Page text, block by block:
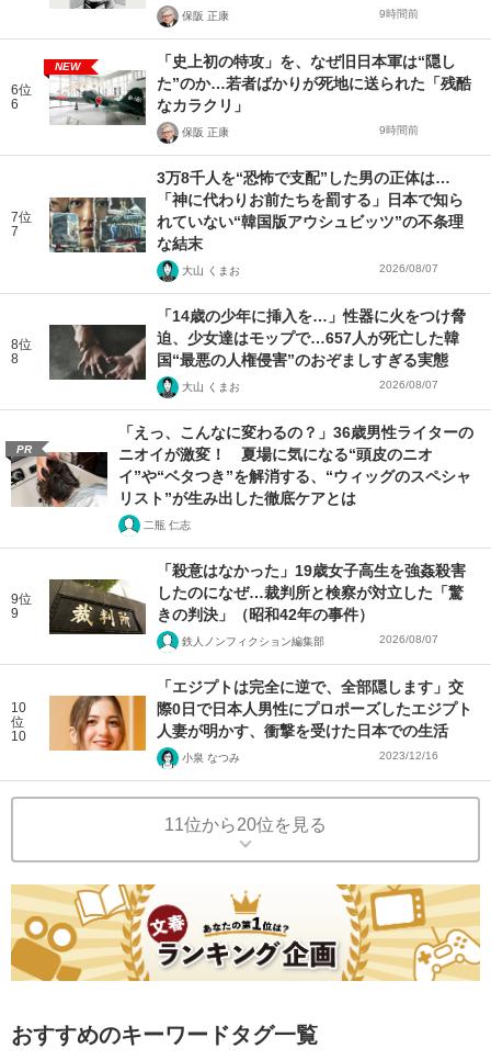
保阪 正康 9時間前
6位
6
NEW
「史上初の特攻」を、なぜ旧日本軍は“隠し
た”のか…若者ばかりが死地に送られた「残酷
なカラクリ」
保阪 正康 9時間前
7位
7
3万8千人を“恐怖で支配”した男の正体は…
「神に代わりお前たちを罰する」日本で知ら
れていない“韓国版アウシュビッツ”の不条理
な結末
大山 くまお 2026/08/07
8位
8
「14歳の少年に挿入を…」性器に火をつけ脅
迫、少女達はモップで…657人が死亡した韓
国“最悪の人権侵害”のおぞましすぎる実態
大山 くまお 2026/08/07
PR
「えっ、こんなに変わるの？」36歳男性ライターの
ニオイが激変！ 夏場に気になる“頭皮のニオ
イ”や“ベタつき”を解消する、“ウィッグのスペシャ
リスト”が生み出した徹底ケアとは
二瓶 仁志
9位
9
「殺意はなかった」19歳女子高生を強姦殺害
したのになぜ…裁判所と検察が対立した「驚
きの判決」（昭和42年の事件）
鉄人ノンフィクション編集部 2026/08/07
10
位
10
「エジプトは完全に逆で、全部隠します」交
際0日で日本人男性にプロポーズしたエジプト
人妻が明かす、衝撃を受けた日本での生活
小泉 なつみ 2023/12/16
11位から20位を見る
おすすめのキーワードタグ一覧